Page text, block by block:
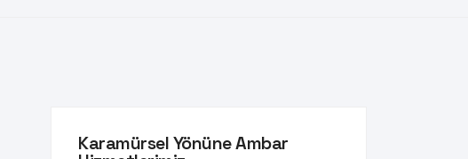
Karamürsel Yönüne Ambar